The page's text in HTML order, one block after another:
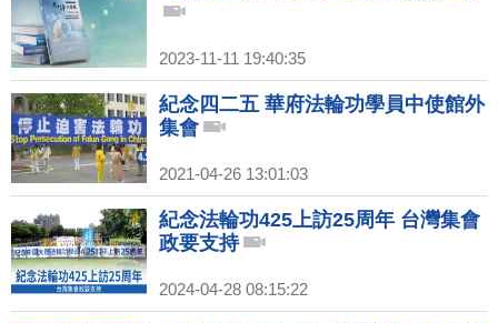
2023-11-11 19:40:35
紀念四二五 華府法輪功學員中使館外
集會
2021-04-26 13:01:03
紀念法輪功425上訪25周年 台灣集會
政要支持
2024-04-28 08:15:22